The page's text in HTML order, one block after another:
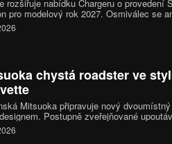
rozšiřuje nabídku Chargeru o provedení
pro modelový rok 2027. Osmiválec se
využívá třílitrový řadový šestiválec se
úpravách dosahuje výkonu přibližně
chystá roadster ve
Mitsuoka připravuje nový
Postupně zveřejňované
Chevroletu Corvette, konkrétně
z roku 1958. Novinka má mít